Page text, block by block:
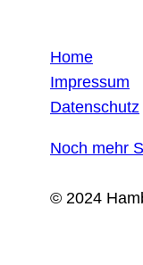
Home
Impressum
Datenschutz
Noch mehr
© 2024